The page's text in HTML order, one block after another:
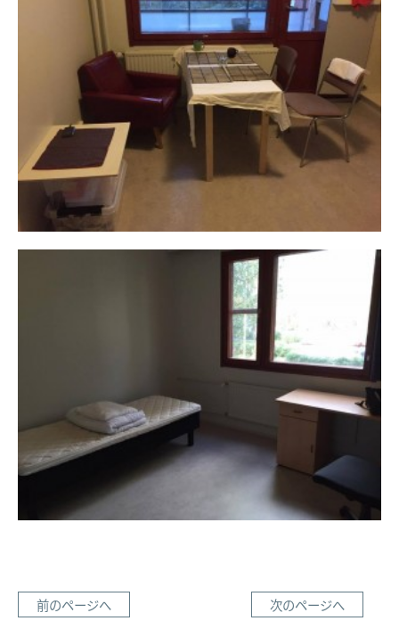
前のページへ 次のページへ